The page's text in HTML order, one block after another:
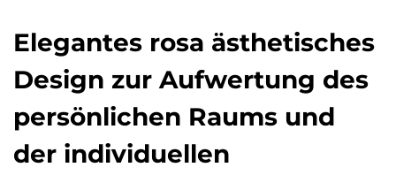
Elegantes rosa ästhetisches
Design zur Aufwertung des
persönlichen Raums und
der individuellen